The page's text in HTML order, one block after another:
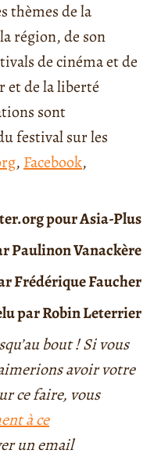
thèmes de la
région, de son
de cinéma et de
et de la liberté
sont
festival sur les
, Facebook,
pour Asia-Plus
Paulinon Vanackère
Frédérique Faucher
par Robin Leterrier
bout ! Si vous
avoir votre
ce faire, vous
à ce
un email